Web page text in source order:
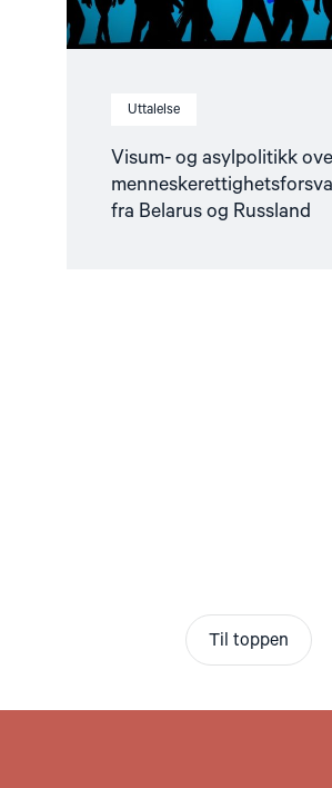
Uttalelse
Visum- og asylpolitikk
fra Belarus og Russland
Til toppen